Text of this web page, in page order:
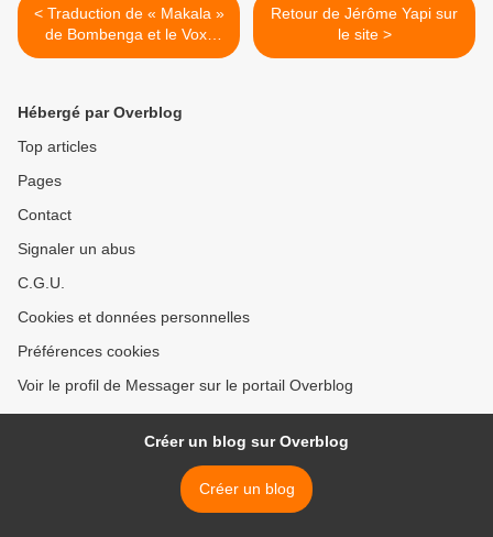
< Traduction de « Makala »
de Bombenga et le Vox-
Africa, par Messager.
Retour de Jérôme Yapi sur
le site >
Hébergé par Overblog
Top articles
Pages
Contact
Signaler un abus
C.G.U.
Cookies et données personnelles
Préférences cookies
Voir le profil de Messager sur le portail Overblog
Créer un blog sur Overblog
Créer un blog